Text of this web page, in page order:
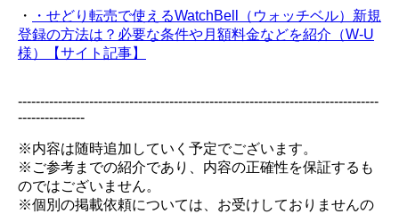
・
・せどり転売で使えるWatchBell（ウォッチベル）新規
登録の方法は？必要な条件や月額料金などを紹介（W-U
様）【サイト記事】
---------------------------------------------------------------------------------
---------------
※内容は随時追加していく予定でございます。
※ご参考までの紹介であり、内容の正確性を保証するも
のではございません。
※個別の掲載依頼については、お受けしておりませんの